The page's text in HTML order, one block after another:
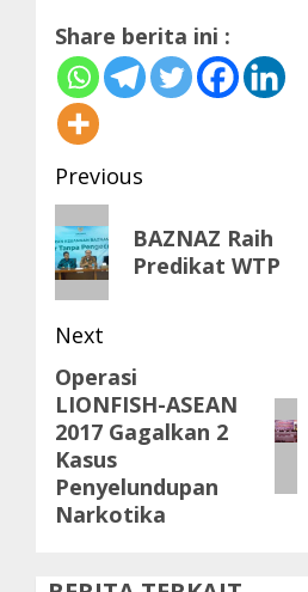
Share berita ini :
Post
navigation
Previous
Previous
post:
BAZNAZ Raih
Predikat WTP
Next
Next
post:
Operasi
LIONFISH-ASEAN
2017 Gagalkan 2
Kasus
Penyelundupan
Narkotika